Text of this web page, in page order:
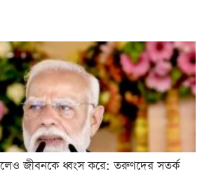
জীবনকে ধ্বংস করে: তরুণদের সতর্ক